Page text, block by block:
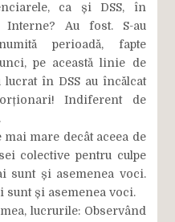
ca și DSS, în
Au fost. S-au
perioadă, fapte
pe această linie de
în DSS au încălcat
Indiferent de
mare decât aceea de
colective pentru culpe
sunt și asemenea voci.
sunt și asemenea voci.
lucrurile: Observând